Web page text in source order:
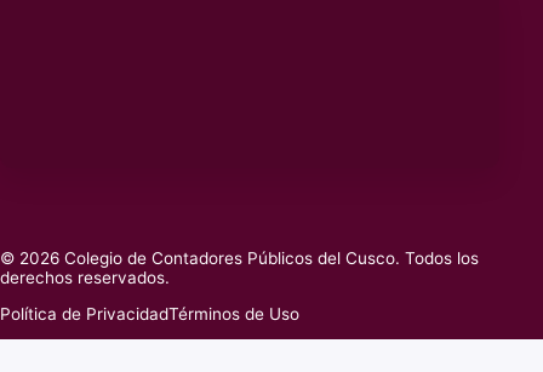
© 2026 Colegio de Contadores Públicos del Cusco. Todos los
derechos reservados.
Política de PrivacidadTérminos de Uso